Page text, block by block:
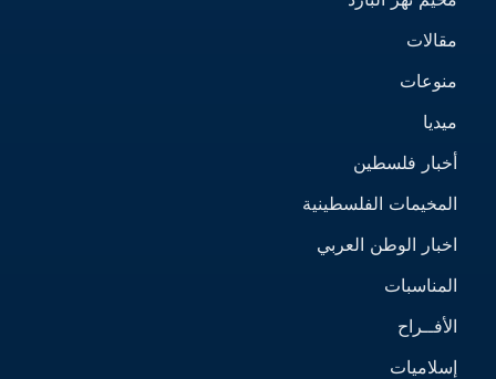
مقالات
منوعات
ميديا
أخبار فلسطين
المخيمات الفلسطينية
اخبار الوطن العربي
المناسبات
الأفــراح
إسلاميات